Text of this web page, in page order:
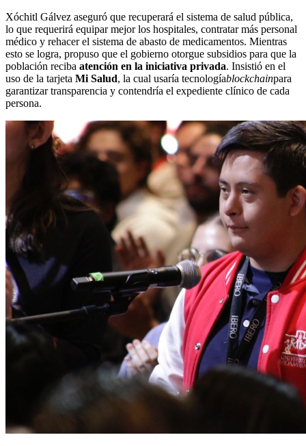
Xóchitl Gálvez aseguró que recuperará el sistema de salud pública,
lo que requerirá equipar mejor los hospitales, contratar más personal
médico y rehacer el sistema de abasto de medicamentos. Mientras
esto se logra, propuso que el gobierno otorgue subsidios para que la
población reciba atención en la iniciativa privada. Insistió en el
uso de la tarjeta Mi Salud, la cual usaría tecnologíablockchainpara
garantizar transparencia y contendría el expediente clínico de cada
persona.